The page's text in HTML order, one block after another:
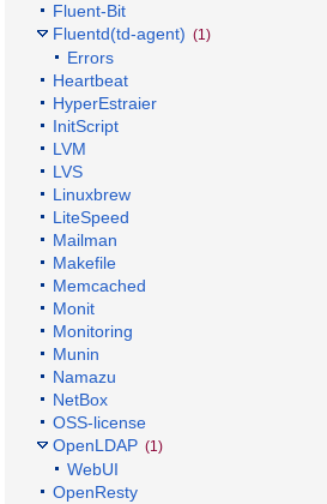
Fluent-Bit
Fluentd(td-agent) (1)
Errors
Heartbeat
HyperEstraier
InitScript
LVM
LVS
Linuxbrew
LiteSpeed
Mailman
Makefile
Memcached
Monit
Monitoring
Munin
Namazu
NetBox
OSS-license
OpenLDAP (1)
WebUI
OpenResty